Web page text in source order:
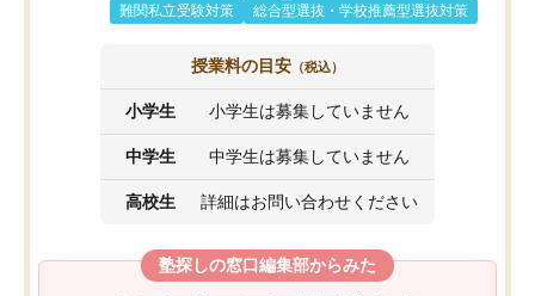
難関私立受験対策
総合型選抜・学校推薦型選抜対策
授業料の目安 （税込）
小学生 小学生は募集していません
中学生 中学生は募集していません
高校生 詳細はお問い合わせください
塾探しの窓口編集部からみた